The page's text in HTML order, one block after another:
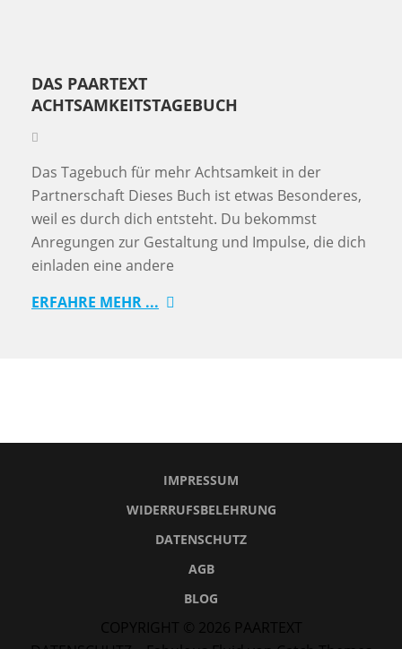
DAS PAARTEXT
ACHTSAMKEITSTAGEBUCH
Das Tagebuch für mehr Achtsamkeit in der
Partnerschaft Dieses Buch ist etwas Besonderes,
weil es durch dich entsteht. Du bekommst
Anregungen zur Gestaltung und Impulse, die dich
einladen eine andere
ERFAHRE MEHR ...
IMPRESSUM
WIDERRUFSBELEHRUNG
DATENSCHUTZ
AGB
BLOG
COPYRIGHT © 2026 PAARTEXT